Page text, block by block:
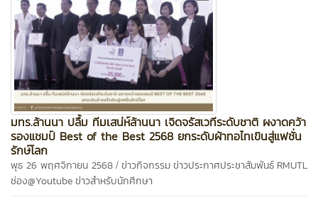
มทร.ล้านนา ปลื้ม ทีมเสน่ห์ล้านนา เจิดจรัสเวทีระดับชาติ ผงาดคว้า
รองแชมป์ Best of the Best 2568 ยกระดับผ้าทอไทเขินสู่แฟชั่น
รักษ์โลก
พุธ 26 พฤศจิกายน 2568 / ข่าวกิจกรรมข่าวประกาศประชาสัมพันธ์ RMUTL
ช่อง@Youtubeข่าวสำหรับนักศึกษา